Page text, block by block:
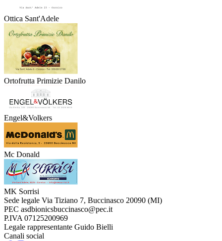
Ottica Sant'Adele
Ortofrutta Primizie Danilo
Engel&Volkers
Mc Donald
MK Sorrisi
Sede legale Via Tiziano 7, Buccinasco 20090 (MI)
PEC asdbionicsbuccinasco@pec.it
P.IVA 07125200969
Legale rappresentante Guido Bielli
Canali social